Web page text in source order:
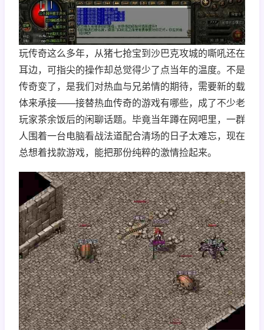
玩传奇这么多年，从猪七抢宝到沙巴克攻城的嘶吼还在
耳边，可指尖的操作却总觉得少了点当年的温度。不是
传奇变了，是我们对热血与兄弟情的期待，需要新的载
体来承接——接替热血传奇的游戏有哪些，成了不少老
玩家茶余饭后的闲聊话题。毕竟当年蹲在网吧里，一群
人围着一台电脑看战法道配合清场的日子太难忘，现在
总想着找款游戏，能把那份纯粹的激情捡起来。